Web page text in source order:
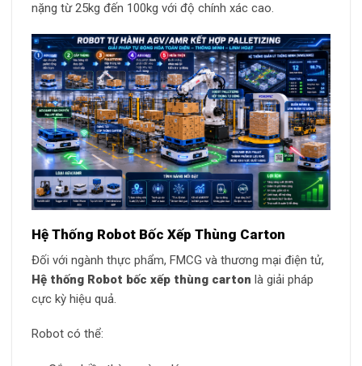
nặng từ 25kg đến 100kg với độ chính xác cao.
Hệ Thống Robot Bốc Xếp Thùng Carton
Đối với ngành thực phẩm, FMCG và thương mại điện tử,
Hệ thống Robot bốc xếp thùng carton là giải pháp
cực kỳ hiệu quả.
Robot có thể: